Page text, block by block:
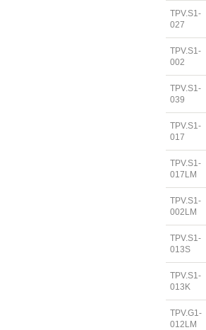
TPV.S1-
027
TPV.S1-
002
TPV.S1-
039
TPV.S1-
017
TPV.S1-
017LM
TPV.S1-
002LM
TPV.S1-
013S
TPV.S1-
013K
TPV.G1-
012LM